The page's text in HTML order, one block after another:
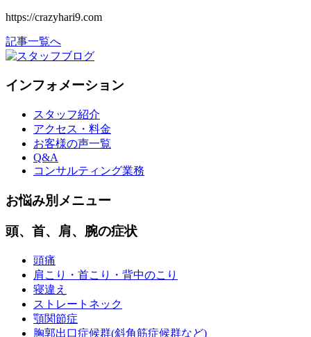
https://crazyhari9.com
記事一覧へ
インフォメーション
スタッフ紹介
アクセス・料金
お客様の声一覧
Q&A
コンサルティング業務
お悩み別メニュー
頭、首、肩、腕の症状
頭痛
肩こり・首こり・背中のこり
寝違え
ストレートネック
顎関節症
胸郭出口症候群(斜角筋症候群など)